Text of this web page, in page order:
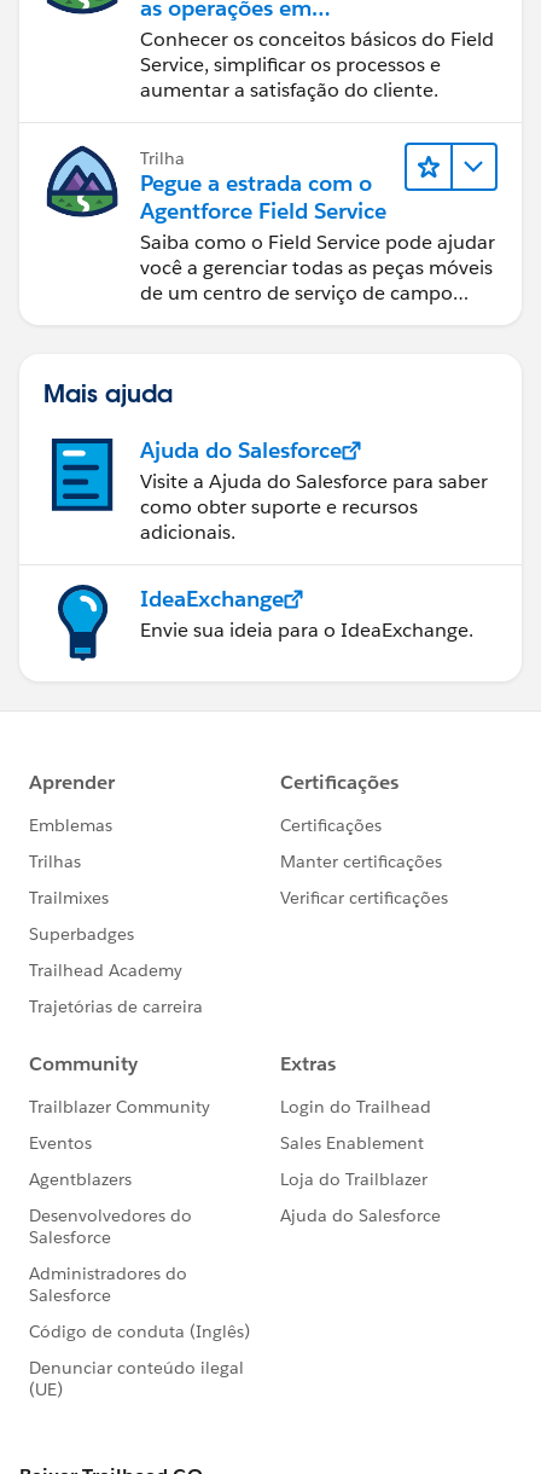
as operações em
deslocamento
Conhecer os conceitos básicos do Field
Service, simplificar os processos e
aumentar a satisfação do cliente.
Trilha
Pegue a estrada com o
Agentforce Field Service
Saiba como o Field Service pode ajudar
você a gerenciar todas as peças móveis
de um centro de serviço de campo
bem sucedido.
Mais ajuda
Ajuda do Salesforce
Visite a Ajuda do Salesforce para saber
como obter suporte e recursos
adicionais.
IdeaExchange
Envie sua ideia para o IdeaExchange.